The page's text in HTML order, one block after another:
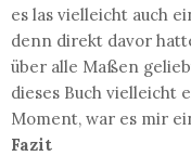
es las vielleicht auch
denn direkt davor
über alle Maßen
dieses Buch vielleicht
Moment, war es mir
Fazit